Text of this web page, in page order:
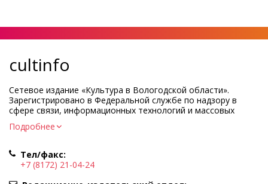
cultinfo
Сетевое издание «Культура в Вологодской области».
Зарегистрировано в Федеральной службе по надзору в
сфере связи, информационных технологий и массовых
коммуникаций.
Регистрационный номер и дата принятия решения о
Учредитель КУ ВО «Информационно-аналитический центр
культуры»
Адрес учредителя и редакции: 160000, Вологодская обл., г.
Подробнее
Тел/факс:
+7 (8172) 21-04-24